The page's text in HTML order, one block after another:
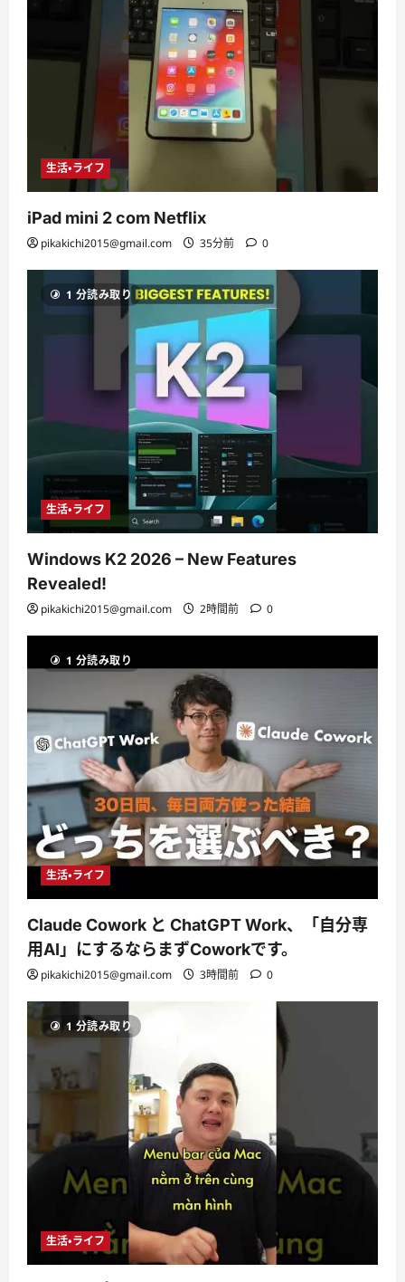
生活・ライフ
iPad mini 2 com Netflix
pikakichi2015@gmail.com 35分前 0
1 分読み取り
生活・ライフ
Windows K2 2026 – New Features
Revealed!
pikakichi2015@gmail.com 2時間前 0
1 分読み取り
生活・ライフ
Claude Cowork と ChatGPT Work、「自分専
用AI」にするならまずCoworkです。
pikakichi2015@gmail.com 3時間前 0
1 分読み取り
生活・ライフ